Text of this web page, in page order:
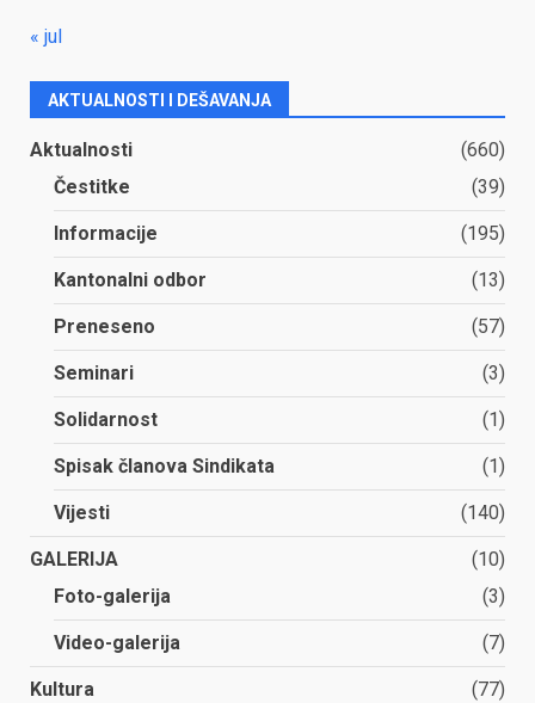
« jul
AKTUALNOSTI I DEŠAVANJA
Aktualnosti
(660)
Čestitke
(39)
Informacije (195)
Kantonalni odbor (13)
Preneseno (57)
Seminari (3)
Solidarnost (1)
Spisak članova Sindikata (1)
Vijesti (140)
GALERIJA
(10)
Foto-galerija
(3)
Video-galerija (7)
Kultura (77)